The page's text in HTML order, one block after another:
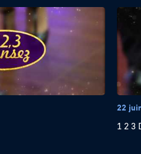
22
1 2 3